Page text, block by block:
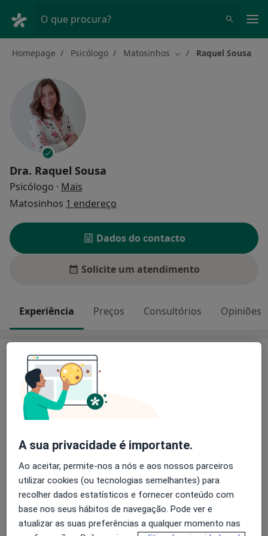
O que procura?
Homepage Psicólogo Matosinhos Mudar de cidade
Raquel Sousa
Dra. Raquel Sousa
Psicólogo · Mais
Matosinhos 1 endereço
Dados do contacto
Solicite um atendimento
Experiência Preços Consultórios Opiniões
Experiência
Membro Efetivo da Ordem dos Psicólogos
Portugueses (cédula profissional: 27959) | Formadora
Certificada | Cofundadora de Janela dos Afetos -
Psicologia e Educação.
humano e pela forma como cada pessoa pode
florescer e desenvolver-se apesar das adversidades.
Acredito veemente na sinergia entre empatia,
disponibilidade, dedicação e conhecimento científico
como pilares essenciais para oferecer um suporte
eficaz a quem procura acompanhamento psicológico.
Ao longo do meu percurso e experiência desenvolvi
maisSobre mim
Principais doenças tratadas
Transtornos Da Ansiedade
Ataque de pânico
Transtornos do Humor
Ansiedade Da Separação
A sua privacidade é importante.
Ao aceitar, permite-nos a nós e aos nossos parceiros
utilizar cookies (ou tecnologias semelhantes) para
recolher dados estatísticos e fornecer conteúdo com
base nos seus hábitos de navegação. Pode ver e
atualizar as suas preferências a qualquer momento nas